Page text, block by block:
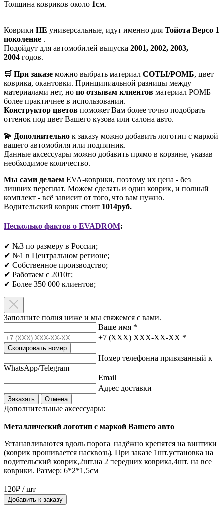
Толщина ковриков около 1см.
Коврики НЕ универсальные, идут именно для Тойота Версо 1
поколение .
Подойдут для автомобилей выпуска 2001, 2002, 2003,
2004 годов.
🛒 При заказе можно выбрать материал СОТЫ/РОМБ, цвет
коврика, окантовки. Принципиальной разницы между
материалами нет, но по отзывам клиентов материал РОМБ
более практичнее в использовании.
Конструктор цветов поможет Вам более точно подобрать
оттенок под цвет Вашего кузова или салона авто.
💫 Дополнительно к заказу можно добавить логотип с маркой
вашего автомобиля или подпятник.
Данные аксессуары можно добавить прямо в корзине, указав
необходимое количество.
Мы сами делаем EVA-коврики, поэтому их цена - без
лишних переплат. Можем сделать и один коврик, и полный
комплект - всё зависит от того, что вам нужно.
Водительский коврик стоит 1014руб.
Несколько фактов о EVADROM:
✔ №3 по размеру в России;
✔ №1 в Центральном регионе;
✔ Собственное производство;
✔ Работаем с 2010г;
✔ Более 350 000 клиентов;​
Заполните полня ниже и мы свяжемся с вами.
Ваше имя *
+7 (XXX) XXX-XX-XX *
Скопировать номер
Номер телефонна привязанный к
WhatsApp/Telegram
Email
Адрес доставки
Заказать Отмена
Дополнительные аксессуары:
Металлический логотип с маркой Вашего авто
Устанавливаются вдоль порога, надёжно крепятся на винтики
(коврик прошивается насквозь). При заказе 1шт.установка на
водительский коврик,2шт.на 2 передних коврика,4шт. на все
коврики. Размер: 6*2*1,5см
120₽ / шт
Добавить к заказу